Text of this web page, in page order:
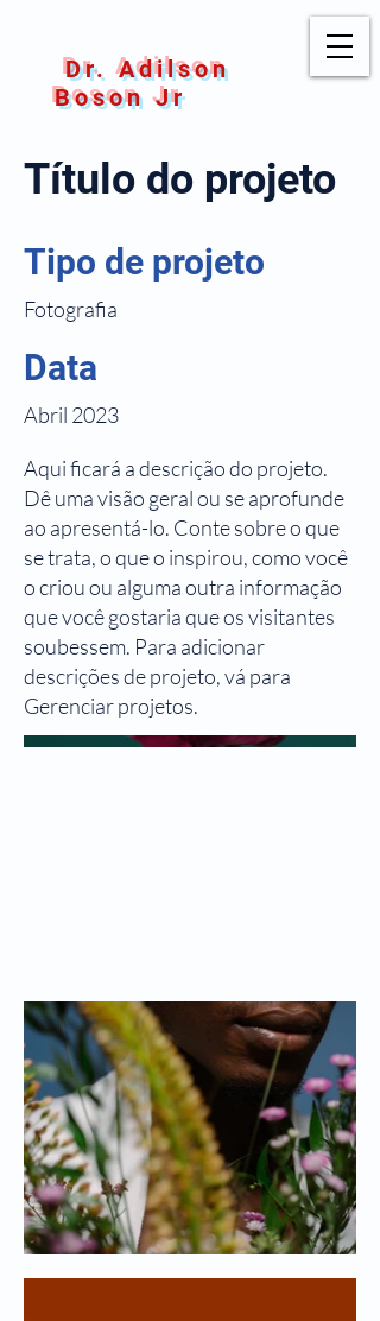
Dr. Adilson
Boson Jr
Título do projeto
Tipo de projeto
Fotografia
Data
Abril 2023
Aqui ficará a descrição do projeto.
Dê uma visão geral ou se aprofunde
ao apresentá-lo. Conte sobre o que
se trata, o que o inspirou, como você
o criou ou alguma outra informação
que você gostaria que os visitantes
soubessem. Para adicionar
descrições de projeto, vá para
Gerenciar projetos.